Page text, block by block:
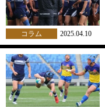
コラム 2025.04.10